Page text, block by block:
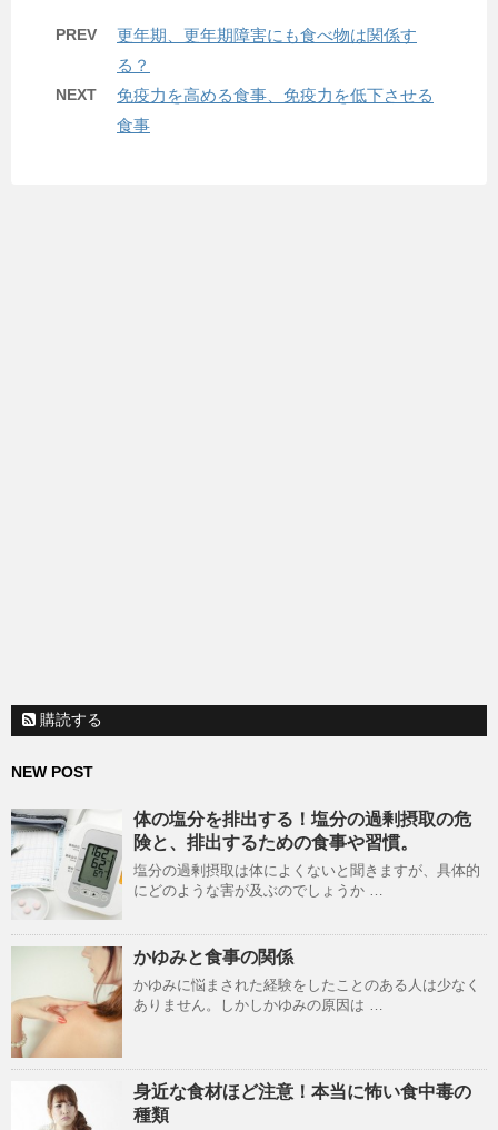
PREV
更年期、更年期障害にも食べ物は関係す
る？
NEXT
免疫力を高める食事、免疫力を低下させる
食事
購読する
NEW POST
体の塩分を排出する！塩分の過剰摂取の危
険と、排出するための食事や習慣。
塩分の過剰摂取は体によくないと聞きますが、具体的
にどのような害が及ぶのでしょうか …
かゆみと食事の関係
かゆみに悩まされた経験をしたことのある人は少なく
ありません。しかしかゆみの原因は …
身近な食材ほど注意！本当に怖い食中毒の
種類